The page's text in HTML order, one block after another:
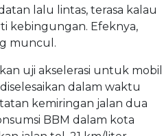
lalu lintas, terasa kalau
kebingungan. Efeknya,
muncul.
uji akselerasi untuk mobil
dalam waktu
kemiringan jalan dua
BBM dalam kota